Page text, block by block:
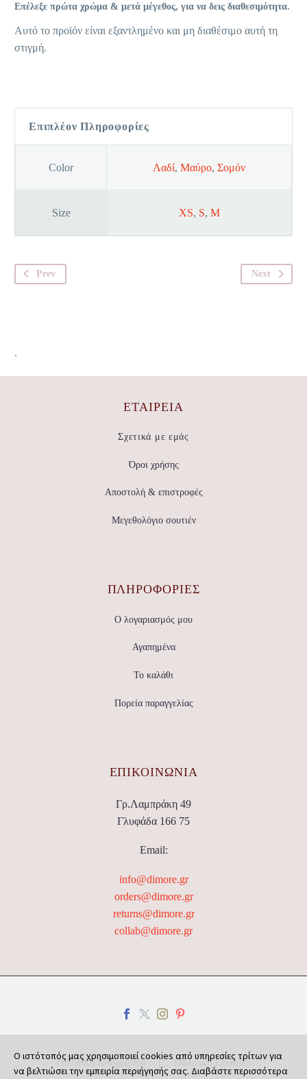
Επέλεξε πρώτα χρώμα & μετά μέγεθος, για να δεις διαθεσιμότητα.
Αυτό το προϊόν είναι εξαντλημένο και μη διαθέσιμο αυτή τη
στιγμή.
Επιπλέον Πληροφορίες
Color Λαδί, Μαύρο, Σομόν
Size XS, S, M
Prev Next
.
ΕΤΑΙΡΕΊΑ
Σχετικά με εμάς
Όροι χρήσης
Αποστολή & επιστροφές
Μεγεθολόγιο σουτιέν
ΠΛΗΡΟΦΟΡΙΕΣ
Ο λογαριασμός μου
Αγαπημένα
Το καλάθι
Πορεία παραγγελίας
ΕΠΙΚΟΙΝΩΝΊΑ
Γρ.Λαμπράκη 49
Γλυφάδα 166 75
Email:
info@dimore.gr
orders@dimore.gr
returns@dimore.gr
collab@dimore.gr
Πολιτική Απορρήτου Πολιτική Cookies
Ο ιστότοπός μας χρησιμοποιεί cookies από υπηρεσίες τρίτων για
να βελτιώσει την εμπειρία περιήγησής σας. Διαβάστε περισσότερα